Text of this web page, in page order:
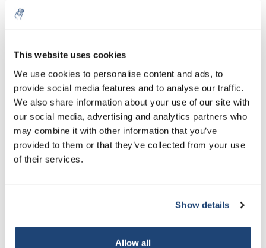
This website uses cookies
We use cookies to personalise content and ads, to
provide social media features and to analyse our traffic.
We also share information about your use of our site with
our social media, advertising and analytics partners who
may combine it with other information that you’ve
provided to them or that they’ve collected from your use
of their services.
Show details
Allow all
Foliedikte 16 µm
Incl. tax
Foliedikte 18 µm
€86,52
€104,68
Incl. tax
More
Foliedikte 20 µm
€100,77
Excl. tax
€121,93 More
Foliedikte 30 µm Excl. tax
Incl. tax
More
All in cart